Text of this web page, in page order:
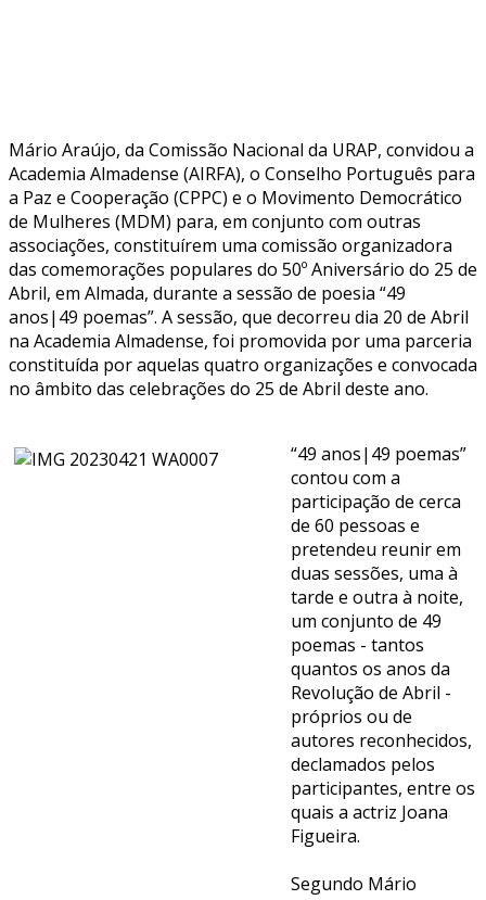
Mário Araújo, da Comissão Nacional da URAP, convidou a
Academia Almadense (AIRFA), o Conselho Português para
a Paz e Cooperação (CPPC) e o Movimento Democrático
de Mulheres (MDM) para, em conjunto com outras
associações, constituírem uma comissão organizadora
das comemorações populares do 50º Aniversário do 25 de
Abril, em Almada, durante a sessão de poesia “49
anos|49 poemas”. A sessão, que decorreu dia 20 de Abril
na Academia Almadense, foi promovida por uma parceria
constituída por aquelas quatro organizações e convocada
no âmbito das celebrações do 25 de Abril deste ano.
“49 anos|49 poemas”
contou com a
participação de cerca
de 60 pessoas e
pretendeu reunir em
duas sessões, uma à
tarde e outra à noite,
um conjunto de 49
poemas - tantos
quantos os anos da
Revolução de Abril -
próprios ou de
autores reconhecidos,
declamados pelos
participantes, entre os
quais a actriz Joana
Figueira.
Segundo Mário